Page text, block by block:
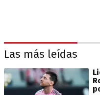
Las más leídas